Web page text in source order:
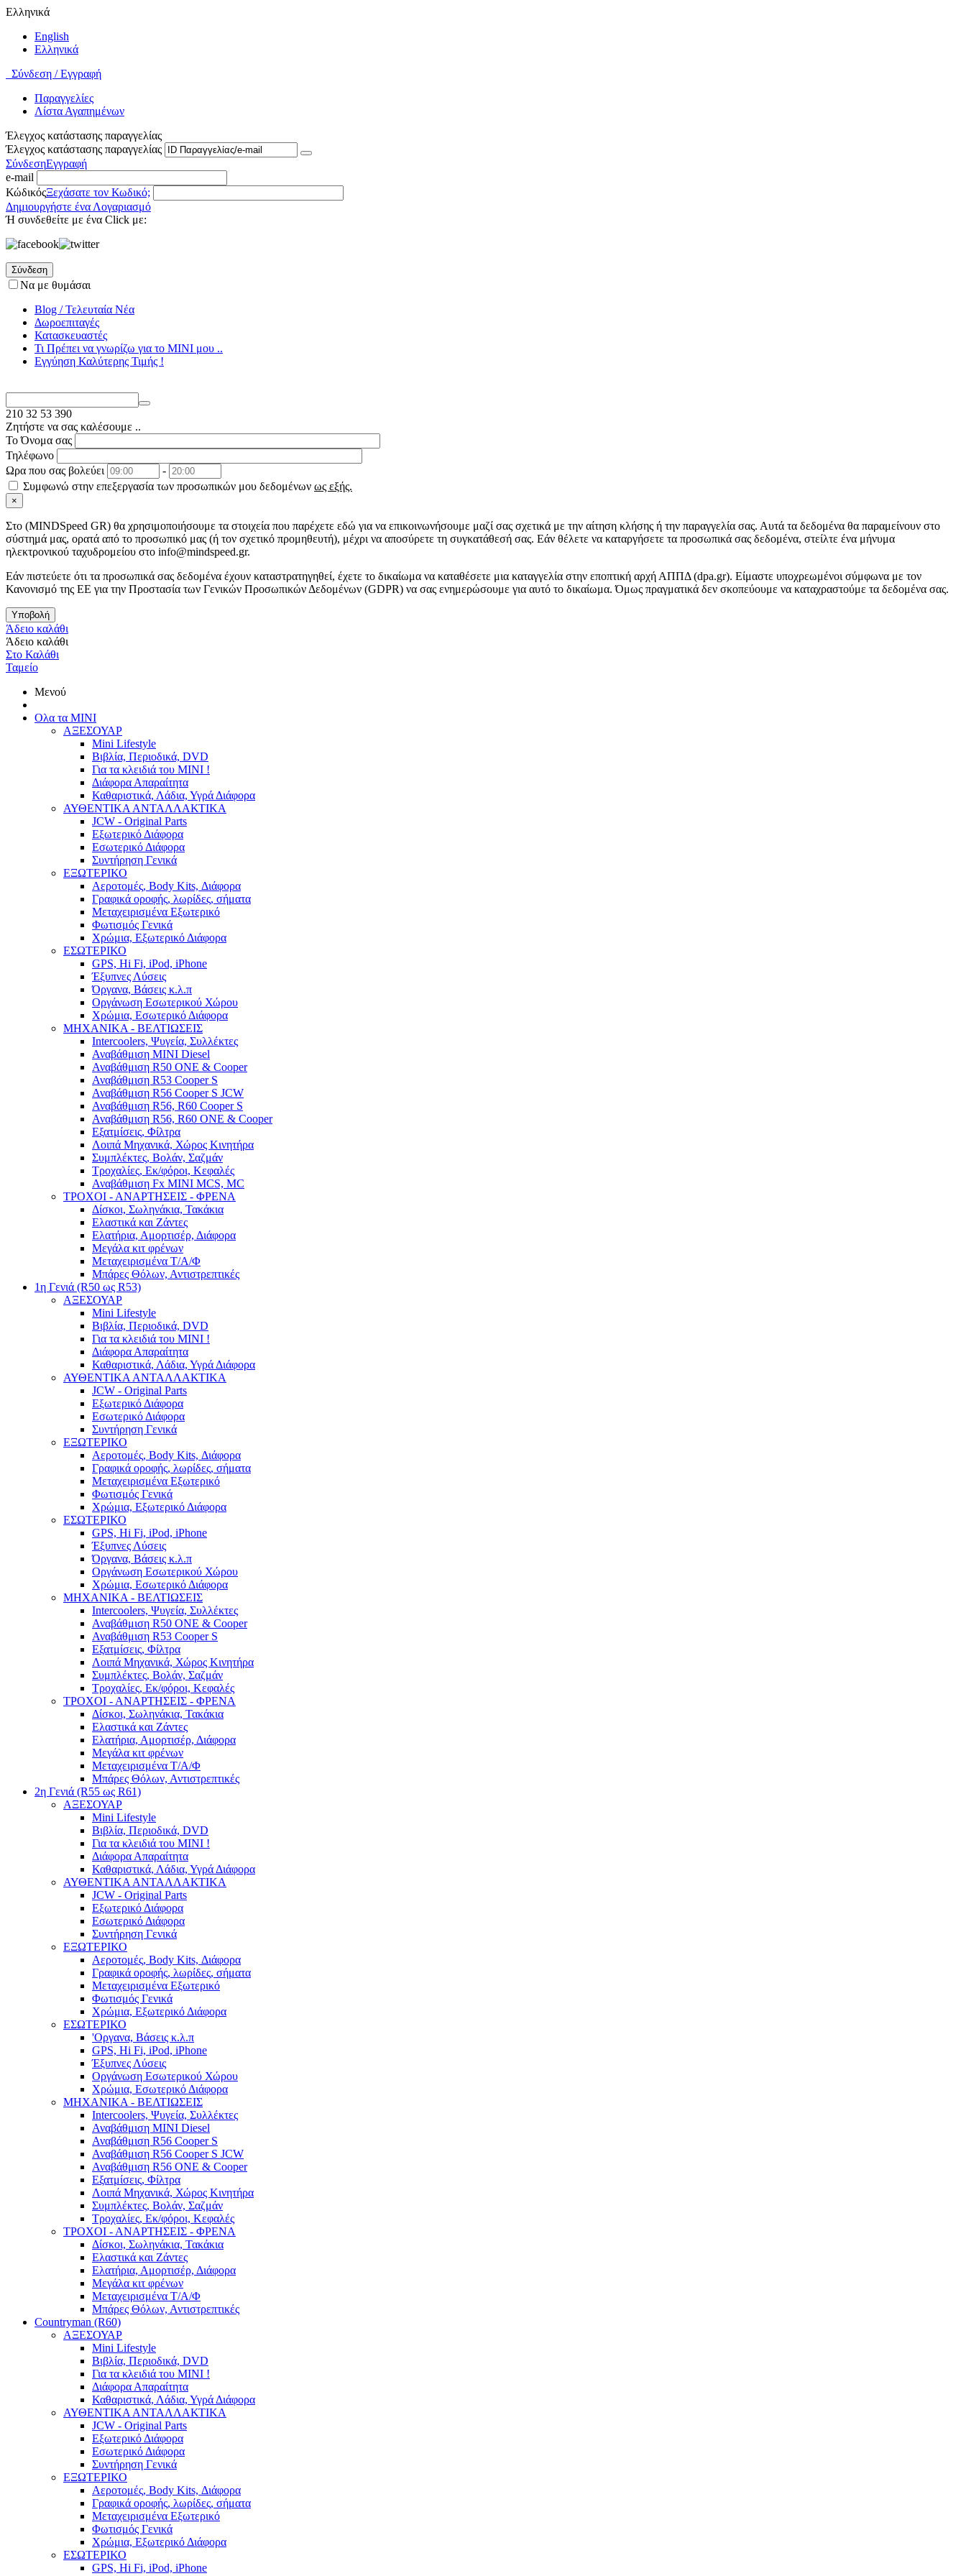
Ελληνικά
English
Ελληνικά
Σύνδεση / Εγγραφή
Παραγγελίες
Λίστα Αγαπημένων
Έλεγχος κατάστασης παραγγελίας
Έλεγχος κατάστασης παραγγελίας
ΣύνδεσηΕγγραφή
e-mail
ΚώδικόςΞεχάσατε τον Κωδικό;
Δημιουργήστε ένα Λογαριασμό
Ή συνδεθείτε με ένα Click με:
Σύνδεση
Να με θυμάσαι
Blog / Τελευταία Νέα
Δωροεπιταγές
Κατασκευαστές
Τι Πρέπει να γνωρίζω για το MΙΝΙ μου ..
Εγγύηση Καλύτερης Τιμής !
210 32 53 390
Ζητήστε να σας καλέσουμε ..
Το Όνομα σας
Τηλέφωνο
Ωρα που σας βολεύει
-
Συμφωνώ στην επεξεργασία των προσωπικών μου δεδομένων ως εξής.
×
Στo (MINDSpeed GR) θα χρησιμοποιήσουμε τα στοιχεία που παρέχετε εδώ για να επικοινωνήσουμε μαζί σας σχετικά με την αίτηση κλήσης ή την παραγγελία σας. Αυτά τα δεδομένα θα παραμείνουν στο
σύστημά μας, ορατά από το προσωπικό μας (ή τον σχετικό προμηθευτή), μέχρι να αποσύρετε τη συγκατάθεσή σας. Εάν θέλετε να καταργήσετε τα προσωπικά σας δεδομένα, στείλτε ένα μήνυμα
ηλεκτρονικού ταχυδρομείου στο info@mindspeed.gr.
Εάν πιστεύετε ότι τα προσωπικά σας δεδομένα έχουν καταστρατηγηθεί, έχετε το δικαίωμα να καταθέσετε μια καταγγελία στην εποπτική αρχή ΑΠΠΔ (dpa.gr). Είμαστε υποχρεωμένοι σύμφωνα με τον
Κανονισμό της ΕΕ για την Προστασία των Γενικών Προσωπικών Δεδομένων (GDPR) να σας ενημερώσουμε για αυτό το δικαίωμα. Όμως πραγματικά δεν σκοπεύουμε να καταχραστούμε τα δεδομένα σας.
Υποβολή
Άδειο καλάθι
Άδειο καλάθι
Στο Καλάθι
Ταμείο
Μενού
Ολα τα ΜΙΝΙ
ΑΞΕΣΟΥΑΡ
Mini Lifestyle
Βιβλία, Περιοδικά, DVD
Για τα κλειδιά του MINI !
Διάφορα Απαραίτητα
Καθαριστικά, Λάδια, Υγρά Διάφορα
ΑΥΘΕΝΤΙΚΑ ΑΝΤΑΛΛΑΚΤΙΚΑ
JCW - Original Parts
Εξωτερικό Διάφορα
Εσωτερικό Διάφορα
Συντήρηση Γενικά
ΕΞΩΤΕΡΙΚΟ
Αεροτομές, Body Kits, Διάφορα
Γραφικά οροφής, λωρίδες, σήματα
Μεταχειρισμένα Εξωτερικό
Φωτισμός Γενικά
Χρώμια, Εξωτερικό Διάφορα
ΕΣΩΤΕΡΙΚΟ
GPS, Hi Fi, iPod, iPhone
Έξυπνες Λύσεις
Όργανα, Βάσεις κ.λ.π
Οργάνωση Εσωτερικού Χώρου
Χρώμια, Εσωτερικό Διάφορα
ΜΗΧΑΝΙΚΑ - ΒΕΛΤΙΩΣΕΙΣ
Intercoolers, Ψυγεία, Συλλέκτες
Αναβάθμιση MINI Diesel
Αναβάθμιση R50 ONE & Cooper
Αναβάθμιση R53 Cooper S
Αναβάθμιση R56 Cooper S JCW
Αναβάθμιση R56, R60 Cooper S
Αναβάθμιση R56, R60 ONE & Cooper
Εξατμίσεις, Φίλτρα
Λοιπά Μηχανικά, Χώρος Κινητήρα
Συμπλέκτες, Βολάν, Σαζμάν
Τροχαλίες, Εκ/φόροι, Κεφαλές
Αναβάθμιση Fx MINI MCS, MC
ΤΡΟΧΟΙ - ΑΝΑΡΤΗΣΕΙΣ - ΦΡΕΝΑ
Δίσκοι, Σωληνάκια, Τακάκια
Ελαστικά και Ζάντες
Ελατήρια, Αμορτισέρ, Διάφορα
Μεγάλα κιτ φρένων
Μεταχειρισμένα Τ/Α/Φ
Μπάρες Θόλων, Αντιστρεπτικές
1η Γενιά (R50 ως R53)
ΑΞΕΣΟΥΑΡ
Mini Lifestyle
Βιβλία, Περιοδικά, DVD
Για τα κλειδιά του MINI !
Διάφορα Απαραίτητα
Καθαριστικά, Λάδια, Υγρά Διάφορα
ΑΥΘΕΝΤΙΚΑ ΑΝΤΑΛΛΑΚΤΙΚΑ
JCW - Original Parts
Εξωτερικό Διάφορα
Εσωτερικό Διάφορα
Συντήρηση Γενικά
ΕΞΩΤΕΡΙΚΟ
Αεροτομές, Body Kits, Διάφορα
Γραφικά οροφής, λωρίδες, σήματα
Μεταχειρισμένα Εξωτερικό
Φωτισμός Γενικά
Χρώμια, Εξωτερικό Διάφορα
ΕΣΩΤΕΡΙΚΟ
GPS, Hi Fi, iPod, iPhone
Έξυπνες Λύσεις
Όργανα, Βάσεις κ.λ.π
Οργάνωση Εσωτερικού Χώρου
Χρώμια, Εσωτερικό Διάφορα
ΜΗΧΑΝΙΚΑ - ΒΕΛΤΙΩΣΕΙΣ
Intercoolers, Ψυγεία, Συλλέκτες
Αναβάθμιση R50 ONE & Cooper
Αναβάθμιση R53 Cooper S
Εξατμίσεις, Φίλτρα
Λοιπά Μηχανικά, Χώρος Κινητήρα
Συμπλέκτες, Βολάν, Σαζμάν
Τροχαλίες, Εκ/φόροι, Κεφαλές
ΤΡΟΧΟΙ - ΑΝΑΡΤΗΣΕΙΣ - ΦΡΕΝΑ
Δίσκοι, Σωληνάκια, Τακάκια
Ελαστικά και Ζάντες
Ελατήρια, Αμορτισέρ, Διάφορα
Μεγάλα κιτ φρένων
Μεταχειρισμένα Τ/Α/Φ
Μπάρες Θόλων, Αντιστρεπτικές
2η Γενιά (R55 ως R61)
ΑΞΕΣΟΥΑΡ
Mini Lifestyle
Βιβλία, Περιοδικά, DVD
Για τα κλειδιά του MINI !
Διάφορα Απαραίτητα
Καθαριστικά, Λάδια, Υγρά Διάφορα
ΑΥΘΕΝΤΙΚΑ ΑΝΤΑΛΛΑΚΤΙΚΑ
JCW - Original Parts
Εξωτερικό Διάφορα
Εσωτερικό Διάφορα
Συντήρηση Γενικά
ΕΞΩΤΕΡΙΚΟ
Αεροτομές, Body Kits, Διάφορα
Γραφικά οροφής, λωρίδες, σήματα
Μεταχειρισμένα Εξωτερικό
Φωτισμός Γενικά
Χρώμια, Εξωτερικό Διάφορα
ΕΣΩΤΕΡΙΚΟ
'Οργανα, Βάσεις κ.λ.π
GPS, Hi Fi, iPod, iPhone
Έξυπνες Λύσεις
Οργάνωση Εσωτερικού Χώρου
Χρώμια, Εσωτερικό Διάφορα
ΜΗΧΑΝΙΚΑ - ΒΕΛΤΙΩΣΕΙΣ
Intercoolers, Ψυγεία, Συλλέκτες
Αναβάθμιση MINI Diesel
Αναβάθμιση R56 Cooper S
Αναβάθμιση R56 Cooper S JCW
Αναβάθμιση R56 ONE & Cooper
Εξατμίσεις, Φίλτρα
Λοιπά Μηχανικά, Χώρος Κινητήρα
Συμπλέκτες, Βολάν, Σαζμάν
Τροχαλίες, Εκ/φόροι, Κεφαλές
ΤΡΟΧΟΙ - ΑΝΑΡΤΗΣΕΙΣ - ΦΡΕΝΑ
Δίσκοι, Σωληνάκια, Τακάκια
Ελαστικά και Ζάντες
Ελατήρια, Αμορτισέρ, Διάφορα
Μεγάλα κιτ φρένων
Μεταχειρισμένα Τ/Α/Φ
Μπάρες Θόλων, Αντιστρεπτικές
Countryman (R60)
ΑΞΕΣΟΥΑΡ
Mini Lifestyle
Βιβλία, Περιοδικά, DVD
Για τα κλειδιά του MINI !
Διάφορα Απαραίτητα
Καθαριστικά, Λάδια, Υγρά Διάφορα
ΑΥΘΕΝΤΙΚΑ ΑΝΤΑΛΛΑΚΤΙΚΑ
JCW - Original Parts
Εξωτερικό Διάφορα
Εσωτερικό Διάφορα
Συντήρηση Γενικά
ΕΞΩΤΕΡΙΚΟ
Αεροτομές, Body Kits, Διάφορα
Γραφικά οροφής, λωρίδες, σήματα
Μεταχειρισμένα Εξωτερικό
Φωτισμός Γενικά
Χρώμια, Εξωτερικό Διάφορα
ΕΣΩΤΕΡΙΚΟ
GPS, Hi Fi, iPod, iPhone